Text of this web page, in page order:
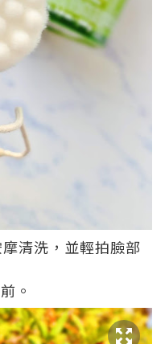
清洗，並輕拍臉部
。